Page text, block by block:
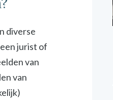
diverse
jurist of
van
van